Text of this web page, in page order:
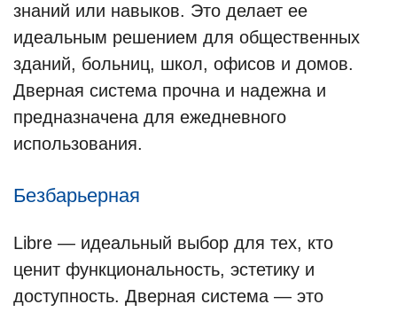
знаний или навыков. Это делает ее
идеальным решением для общественных
зданий, больниц, школ, офисов и домов.
Дверная система прочна и надежна и
предназначена для ежедневного
использования.
Безбарьерная
Libre — идеальный выбор для тех, кто
ценит функциональность, эстетику и
доступность. Дверная система — это